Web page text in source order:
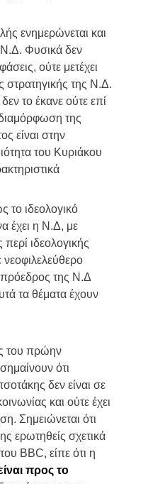
ενημερώνεται και
Φυσικά δεν
ούτε μετέχει
της Ν.Δ.
το έκανε ούτε επί
της
είναι στην
του Κυριάκου
το ιδεολογικό
έχει η Ν.Δ, με
ιδεολογικής
της Ν.Δ
τα θέματα έχουν
του πρώην
ότι
δεν είναι σε
και ούτε έχει
Σημειώνεται ότι
ερωτηθείς σχετικά
BBC, είπε ότι η
προς το